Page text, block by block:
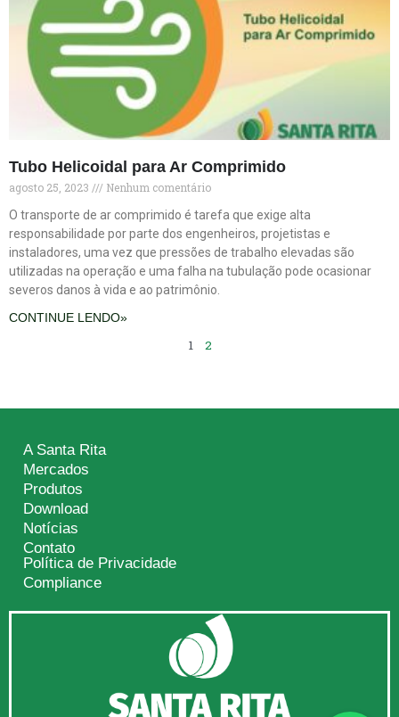
Tubo Helicoidal para Ar Comprimido
agosto 25, 2023
Nenhum comentário
O transporte de ar comprimido é tarefa que exige alta
responsabilidade por parte dos engenheiros, projetistas e
instaladores, uma vez que pressões de trabalho elevadas são
utilizadas na operação e uma falha na tubulação pode ocasionar
severos danos à vida e ao patrimônio.
CONTINUE LENDO»
1 2
A Santa Rita
Mercados
Produtos
Download
Notícias
Contato
Política de Privacidade
Compliance